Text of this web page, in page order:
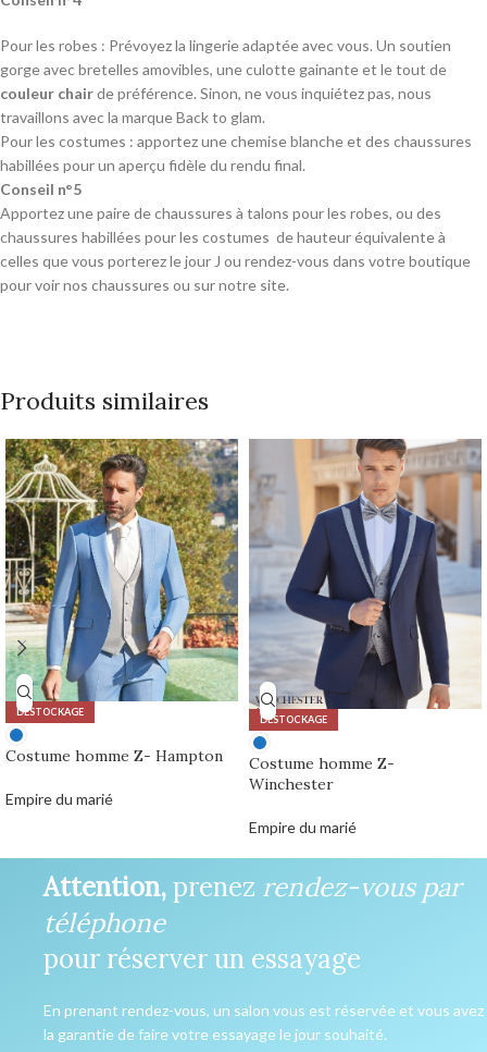
Pour les robes : Prévoyez la lingerie adaptée avec vous. Un soutien
gorge avec bretelles amovibles, une culotte gainante et le tout de
couleur chairde préférence. Sinon, ne vous inquiétez pas, nous
travaillons avec la marque Back to glam.
Pour les costumes : apportez une chemise blanche et des chaussures
habillées pour un aperçu fidèle du rendu final.
Conseil n°5
Apportez une paire de chaussures à talons pour les robes, ou des
chaussures habillées pour les costumes de hauteur équivalente à
celles que vous porterez le jour J ou rendez-vous dans votre boutique
pour voir nos chaussures ou sur notre site.
Produits similaires
DÉSTOCKAGE
Costume homme Z- Hampton
Empire du marié
DÉSTOCKAGE
Costume homme Z-
Winchester
Empire du marié
Attention,prenez rendez-vous par
téléphone
pour réserver un essayage
En prenant rendez-vous, un salon vous est réservée et vous avez
la garantie de faire votre essayage le jour souhaité.